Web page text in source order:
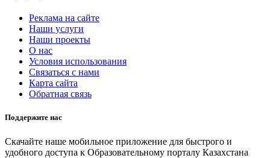
Реклама на сайте
Наши услуги
Наши проекты
О нас
Условия использования
Связаться с нами
Карта сайта
Обратная связь
Поддержите нас
Скачайте наше мобильное приложение для быстрого и
удобного доступа к Образовательному порталу Казахстана